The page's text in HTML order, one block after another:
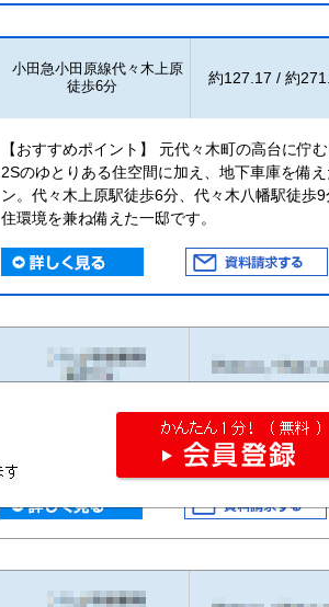
小田急小田原線代々木上原
徒歩6分
約127.17 / 約
【おすすめポイント】 元代々木町の高台に佇
2Sのゆとりある住空間に加え、地下車庫を備
ン。代々木上原駅徒歩6分、代々木八幡駅徒歩
住環境を兼ね備えた一邸です。